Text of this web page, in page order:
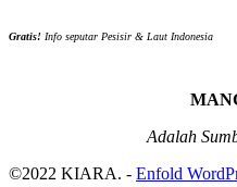
Gratis! Info seputar Pesisir & Laut Indonesia
Adalah
©2022 KIARA. - Enfold